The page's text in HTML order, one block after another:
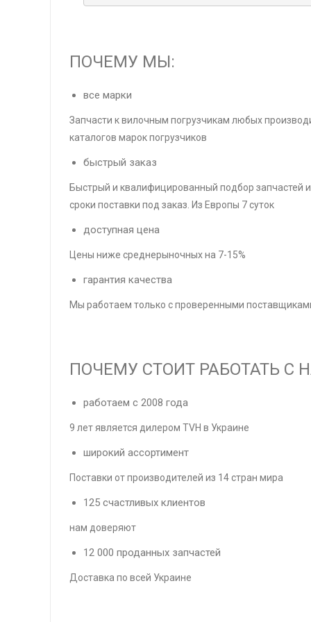
ПОЧЕМУ МЫ:
все марки
Запчасти к вилочным погрузчикам любых
каталогов марок погрузчиков
быстрый заказ
Быстрый и квалифицированный подбор запчастей
сроки поставки под заказ. Из Европы 7 суток
доступная цена
Цены ниже среднерыночных на 7-15%
гарантия качества
Мы работаем только с проверенными
ПОЧЕМУ СТОИТ РАБОТАТЬ С
работаем с 2008 года
9 лет является дилером TVH в Украине
широкий ассортимент
Поставки от производителей из 14 стран мира
125 счастливых клиентов
нам доверяют
12 000 проданных запчастей
Доставка по всей Украине